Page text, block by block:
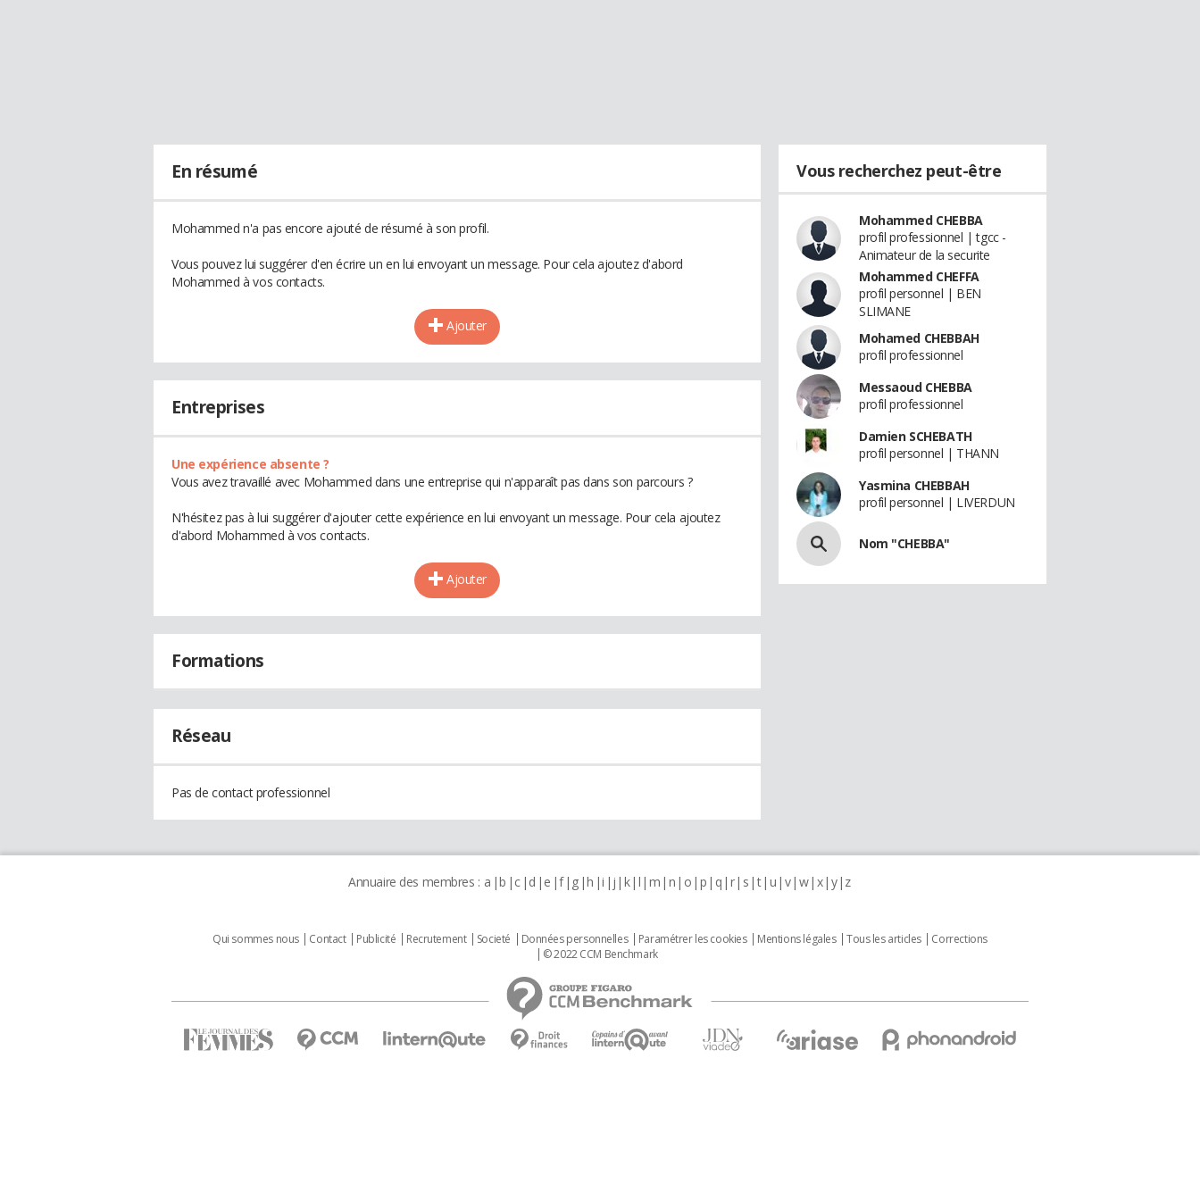
En résumé
Mohammed n'a pas encore ajouté de résumé à son profil.
Vous pouvez lui suggérer d'en écrire un en lui envoyant un message. Pour cela ajoutez d'abord
Mohammed à vos contacts.
Ajouter
Entreprises
Une expérience absente ?
Vous avez travaillé avec Mohammed dans une entreprise qui n'apparaît pas dans son parcours ?
N'hésitez pas à lui suggérer d'ajouter cette expérience en lui envoyant un message. Pour cela ajoutez
d'abord Mohammed à vos contacts.
Ajouter
Formations
Réseau
Pas de contact professionnel
Vous recherchez peut-être
Mohammed CHEBBA
profil professionnel | tgcc -
Animateur de la securite
Mohammed CHEFFA
profil personnel | BEN
SLIMANE
Mohamed CHEBBAH
profil professionnel
Messaoud CHEBBA
profil professionnel
Damien SCHEBATH
profil personnel | THANN
Yasmina CHEBBAH
profil personnel | LIVERDUN
Nom "CHEBBA"
Annuaire des membres : a b c d e f g h i j k l m n o p q r s t u v w x y z
Qui sommes nous Contact Publicité Recrutement Societé Données personnelles Paramétrer les cookies Mentions légales Tous les articles
Corrections
© 2022 CCM Benchmark